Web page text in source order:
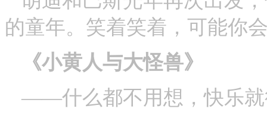
的童年。笑着笑着，可能你
《小黄人与大怪兽》
——什么都不用想，快乐就